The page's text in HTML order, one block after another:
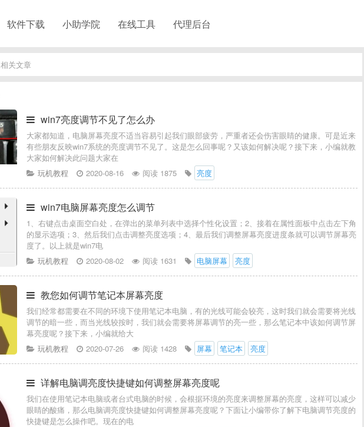
软件下载 小助学院 在线工具 代理后台
相关文章
win7亮度调节不见了怎么办
大家都知道，电脑屏幕亮度不适当容易引起我们眼部疲劳，严重者还会伤害眼睛的健康。可是近来
有些朋友反映win7系统的亮度调节不见了。这是怎么回事呢？又该如何解决呢？接下来，小编就教
大家如何解决此问题大家在
玩机教程
2020-08-16 阅读 1875 亮度
win7电脑屏幕亮度怎么调节
1、右键点击桌面空白处，在弹出的菜单列表中选择个性化设置；2、接着在属性面板中点击左下角
的显示选项；3、然后我们点击调整亮度选项；4、最后我们调整屏幕亮度进度条就可以调节屏幕亮
度了。以上就是win7电
玩机教程
2020-08-02 阅读 1631 电脑屏幕 亮度
教您如何调节笔记本屏幕亮度
我们经常都需要在不同的环境下使用笔记本电脑，有的光线可能会较亮，这时我们就会需要将光线
调节的暗一些，而当光线较按时，我们就会需要将屏幕调节的亮一些，那么笔记本中该如何调节屏
幕亮度呢？接下来，小编就给大
玩机教程
2020-07-26 阅读 1428 屏幕 笔记本 亮度
详解电脑调亮度快捷键如何调整屏幕亮度呢
我们在使用笔记本电脑或者台式电脑的时候，会根据环境的亮度来调整屏幕的亮度，这样可以减少
眼睛的酸痛，那么电脑调亮度快捷键如何调整屏幕亮度呢？下面让小编带你了解下电脑调节亮度的
快捷键是怎么操作吧。现在的电